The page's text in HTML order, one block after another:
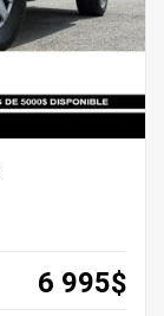
6 995$